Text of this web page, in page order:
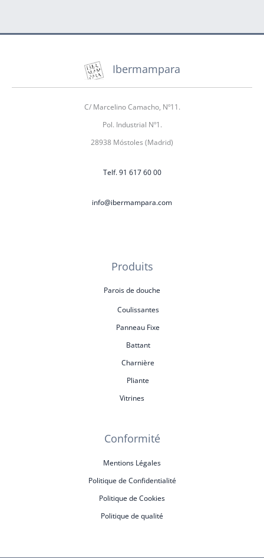
Ibermampara
C/ Marcelino Camacho, Nº11.
Pol. Industrial Nº1.
28938 Móstoles (Madrid)
Telf. 91 617 60 00
info@ibermampara.com
Produits
Parois de douche
Coulissantes
Panneau Fixe
Battant
Charnière
Pliante
Vitrines
Conformité
Mentions Légales
Politique de Confidentialité
Politique de Cookies
Politique de qualité